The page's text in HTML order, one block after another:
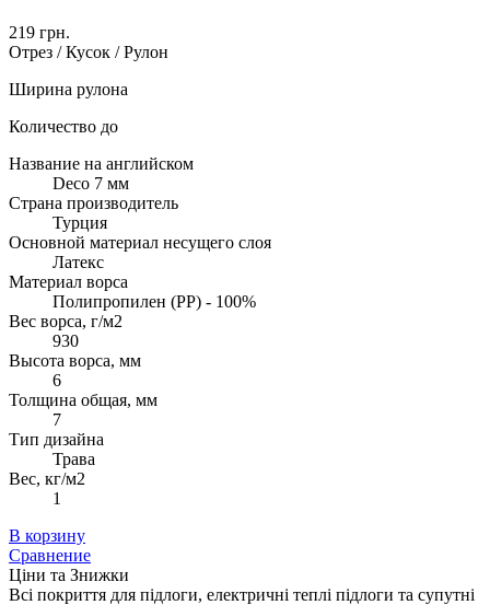
219 грн.
Отрез / Кусок / Рулон
Ширина рулона
Количество до
Название на английском
Deco 7 мм
Страна производитель
Турция
Основной материал несущего слоя
Латекс
Материал ворса
Полипропилен (PP) - 100%
Вес ворса, г/м2
930
Высота ворса, мм
6
Толщина общая, мм
7
Тип дизайна
Трава
Вес, кг/м2
1
В корзину
Сравнение
Ціни та Знижки
Всі покриття для підлоги, електричні теплі підлоги та супутні